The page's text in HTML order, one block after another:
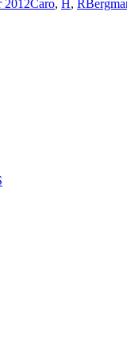
2012Caro, H, R